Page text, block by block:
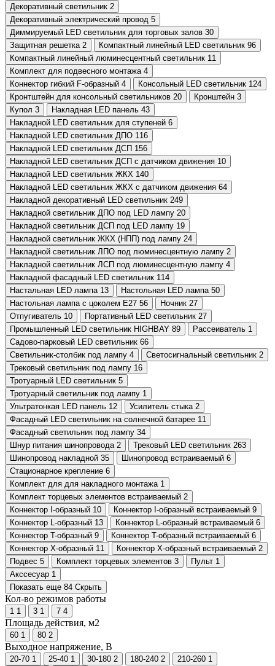
Декоративный светильник 2
Декоративный электрический провод 5
Диммируемый LED светильник для торговых залов 30
Защитная решетка 2 Компактный линейный LED светильник 96
Компактный линейный люминесцентный светильник 11
Комплект для подвесного монтажа 4
Коннектор гибкий F-образный 4 Консольный LED светильник 124
Кронтштейн для консольный светильников 20 Кронштейн 3
Купол 3 Накладная LED панель 43
Накладной LED светильник для ступеней 6
Накладной LED светильник ДПО 116
Накладной LED светильник ДСП 156
Накладной LED светильник ДСП с датчиком движения 10
Накладной LED светильник ЖКХ 140
Накладной LED светильник ЖКХ с датчиком движения 64
Накладной декоративный LED светильник 249
Накладной светильник ДПО под LED лампу 20
Накладной светильник ДСП под LED лампу 19
Накладной светильник ЖКХ (НПП) под лампу 24
Накладной светильник ЛПО под люминесцентную лампу 2
Накладной светильник ЛСП под люминесцентную лампу 4
Накладной фасадный LED светильник 114
Настальная LED лампа 13 Настольная LED лампа 50
Настольная лампа с цоколем Е27 56 Ночник 27
Отпугиватель 10 Портативный LED светильник 27
Промышленный LED светильник HIGHBAY 89 Рассеиватель 1
Садово-парковый LED светильник 66
Светильник-столбик под лампу 4 Светосигнальный светильник 2
Трековый светильник под лампу 16
Тротуарный LED светильник 5
Тротуарный светильник под лампу 1
Ультратонкая LED панель 12 Усилитель стыка 2
Фасадный LED светильник на солнечной батарее 11
Фасадный светильник под лампу 34
Шнур питания шинопровода 2 Трековый LED светильник 263
Шинопровод накладной 35 Шинопровод встраиваемый 6
Стационарное крепление 6
Комплект для для накладного монтажа 1
Комплект торцевых элементов встраиваемый 2
Коннектор I-образный 10 Коннектор I-образный встраиваемый 9
Коннектор L-образный 13 Коннектор L-образный встраиваемый 6
Коннектор T-образный 9 Коннектор T-образный встраиваемый 6
Коннектор X-образный 11 Коннектор X-образный встраиваемый 2
Подвес 5 Комплект торцевых элементов 3 Пульт 1
Акссесуар 1
Показать еще 84 Скрыть
Кол-во режимов работы
1 1 3 1 7 4
Площадь действия, м2
60 1 80 2
Выходное напряжение, В
20-70 1 25-40 1 30-180 2 180-240 2 210-260 1